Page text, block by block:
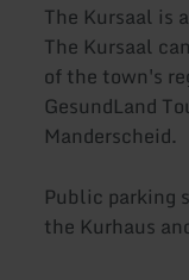
The Kursaal is
The Kursaal
of the town's
GesundLand
Manderscheid.
Public parking
the Kurhaus